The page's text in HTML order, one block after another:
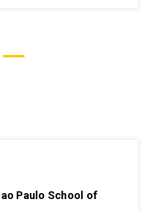
Paulo School of